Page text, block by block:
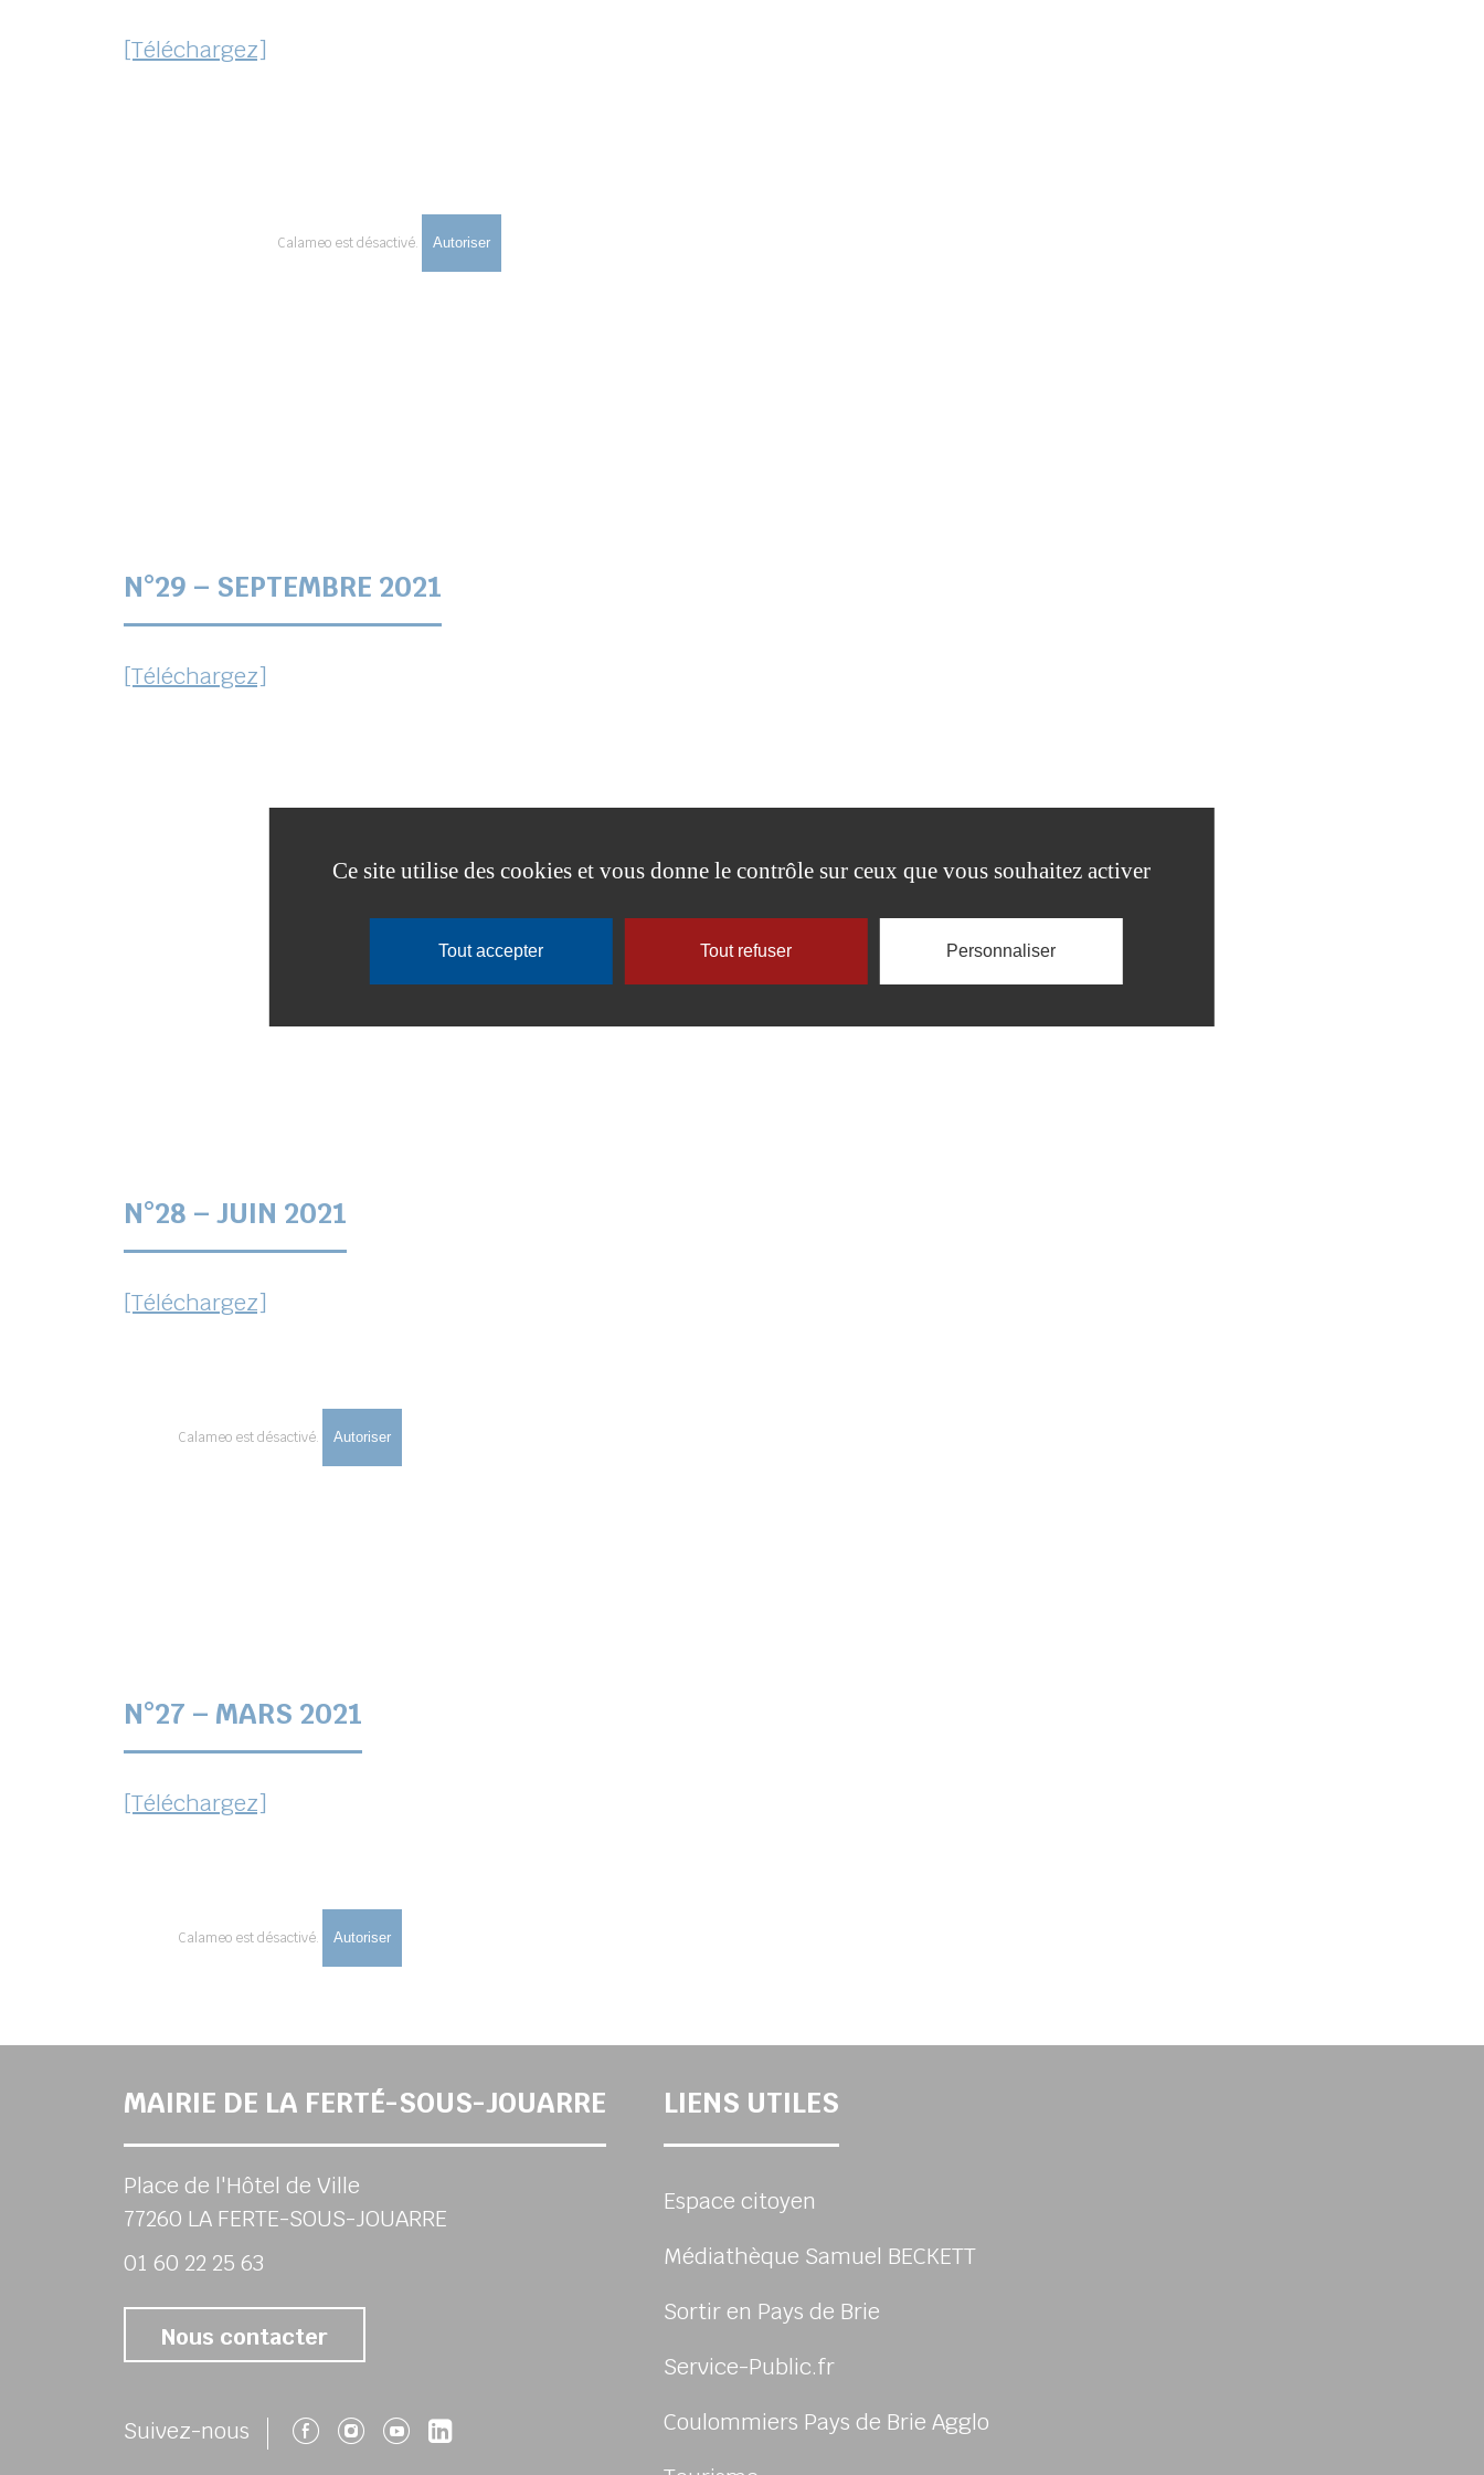
[Téléchargez]
Calameo est désactivé. Autoriser
N°29 – SEPTEMBRE 2021
[Téléchargez]
Calameo est désactivé. Autoriser
N°28 – JUIN 2021
[Téléchargez]
Calameo est désactivé. Autoriser
N°27 – MARS 2021
[Téléchargez]
Calameo est désactivé. Autoriser
MAIRIE DE LA FERTÉ-SOUS-JOUARRE
Place de l'Hôtel de Ville
77260 LA FERTE-SOUS-JOUARRE
01 60 22 25 63
Nous contacter
Suivez-nous Suivez-nous sur Facebook
Suivez-nous sur Instagram
Suivez-nous sur Youtube
Suivez-nous sur Linkedin
LIENS UTILES
Espace citoyen
Médiathèque Samuel BECKETT
Sortir en Pays de Brie
Service-Public.fr
Coulommiers Pays de Brie Agglo
Ce site utilise des cookies et vous donne le contrôle sur ceux que vous souhaitez activer
Tout accepter Tout refuser Personnaliser